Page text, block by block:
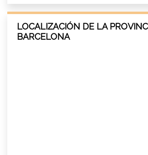
LOCALIZACIÓN DE LA
BARCELONA